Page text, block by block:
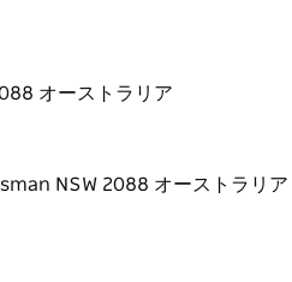
オーストラリア